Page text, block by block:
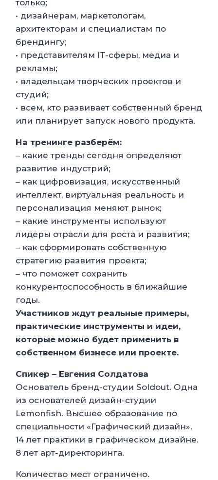
только;
• дизайнерам, маркетологам,
архитекторам и специалистам по
брендингу;
• представителям IT-сферы, медиа и
рекламы;
• владельцам творческих проектов и
студий;
• всем, кто развивает собственный бренд
или планирует запуск нового продукта.
На тренинге разберём:
– какие тренды сегодня определяют
развитие индустрий;
– как цифровизация, искусственный
интеллект, виртуальная реальность и
персонализация меняют рынок;
– какие инструменты используют
лидеры отрасли для роста и развития;
– как сформировать собственную
стратегию развития проекта;
– что поможет сохранить
конкурентоспособность в ближайшие
годы.
Участников ждут реальные примеры,
практические инструменты и идеи,
которые можно будет применить в
собственном бизнесе или проекте.
Спикер – Евгения Солдатова
Основатель бренд-студии Soldout. Одна
из основателей дизайн-студии
Lemonfish. Высшее образование по
специальности «Графический дизайн».
14 лет практики в графическом дизайне.
8 лет арт-директоринга.
Количество мест ограничено.